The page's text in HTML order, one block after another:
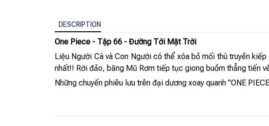
DESCRIPTION
One Piece - Tập 66 - Đường Tới Mặt Trời
Liệu Người Cá và Con Người có thể xóa bỏ mối thù truyền
nhất!! Rời đảo, băng Mũ Rơm tiếp tục giong buồm thẳng tiến
Những chuyến phiêu lưu trên đại dương xoay quanh "ONE